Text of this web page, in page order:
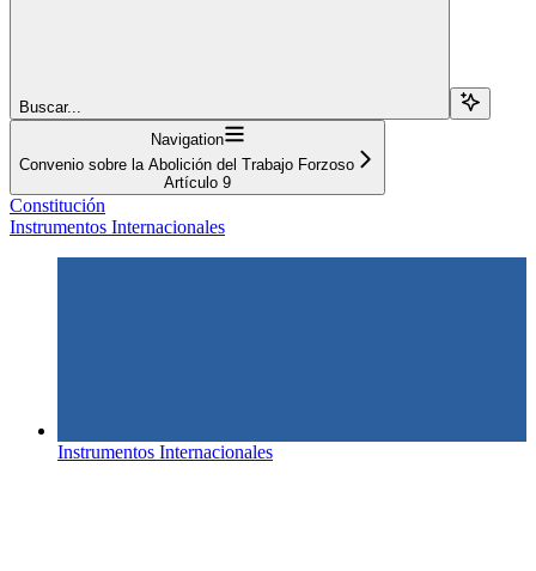
Buscar...
Navigation
Convenio sobre la Abolición del Trabajo Forzoso
Artículo 9
Constitución
Instrumentos Internacionales
Instrumentos Internacionales